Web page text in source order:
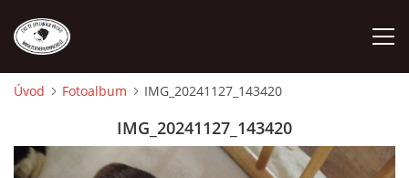
O NÁS
Úvod Fotoalbum IMG_20241127_143420
IMG_20241127_143420